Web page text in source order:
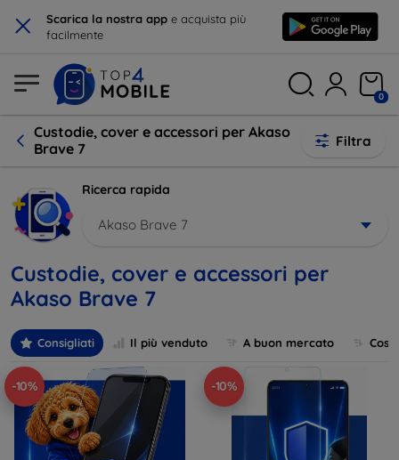
× Scarica la nostra app e acquista più
facilmente
0
Custodie, cover e accessori per Akaso
Brave 7
Filtra
Ricerca rapida
Akaso Brave 7
Custodie, cover e accessori per
Akaso Brave 7
Consigliati Il più venduto A buon mercato
-10% -10%